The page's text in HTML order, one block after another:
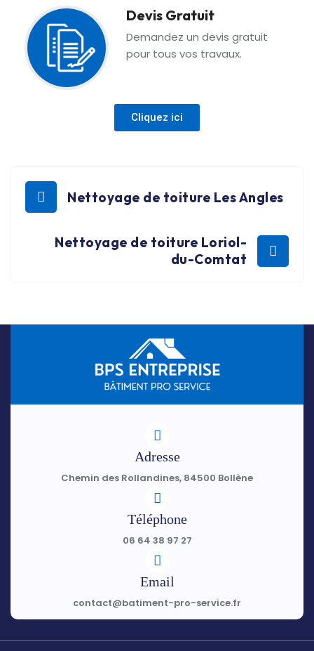
Devis Gratuit
Demandez un devis gratuit
pour tous vos travaux.
Cliquez ici
Nettoyage de toiture Les Angles
Nettoyage de toiture Loriol-
du-Comtat
Adresse
Chemin des Rollandines, 84500 Bollène
Téléphone
06 64 38 97 27
Email
contact@batiment-pro-service.fr